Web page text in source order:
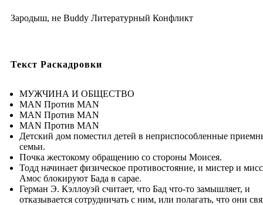
Зародыш, не Buddy Литературный Конфликт
Текст Раскадровки
МУЖЧИНА И ОБЩЕСТВО
MAN Против MAN
MAN Против MAN
MAN Против MAN
Детский дом поместил детей в неприспособленные
семьи.
Почка жестокому обращению со стороны Моисея.
Тодд начинает физическое противостояние, и мистер и
Амос блокируют Бада в сарае.
Герман Э. Кэллоуэй считает, что Бад что-то замышляет, и
отказывается сотрудничать с ним, или полагать, что они